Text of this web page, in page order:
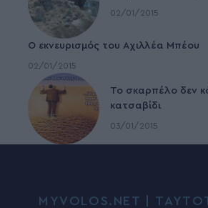
02/01/2015
Ο εκνευρισμός του Αχιλλέα Μπέου
02/01/2015
To σκαρπέλο δεν
κατσαβίδι
03/01/2015
MYVOLOS.NET |